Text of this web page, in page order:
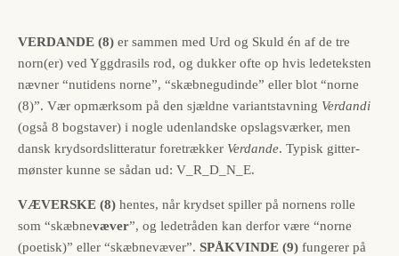
VERDANDE (8) er sammen med Urd og Skuld én af de tre
norn(er) ved Yggdrasils rod, og dukker ofte op hvis ledeteksten
nævner “nutidens norne”, “skæbnegudinde” eller blot “norne
(8)”. Vær opmærksom på den sjældne variant­stavning Verdandi
(også 8 bogstaver) i nogle udenlandske opslagsværker, men
dansk krydsordslitteratur foretrækker Verdande. Typisk gitter­
mønster kunne se sådan ud: V_R_D_N_E.
VÆVERSKE (8) hentes, når krydset spiller på nornens rolle
som “skæbnevæver”, og ledetråden kan derfor være “norne
(poetisk)” eller “skæbne­væver”. SPÅKVINDE (9) fungerer på